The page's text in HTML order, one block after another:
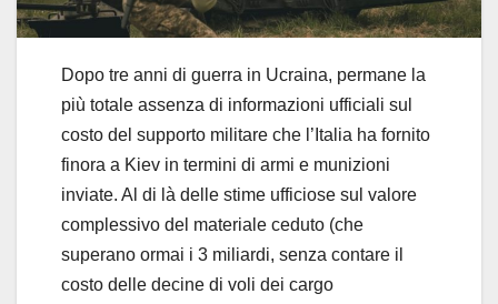
Dopo tre anni di guerra in Ucraina, permane la
più totale assenza di informazioni ufficiali sul
costo del supporto militare che l’Italia ha fornito
finora a Kiev in termini di armi e munizioni
inviate. Al di là delle stime ufficiose sul valore
complessivo del materiale ceduto (che
superano ormai i 3 miliardi, senza contare il
costo delle decine di voli dei cargo